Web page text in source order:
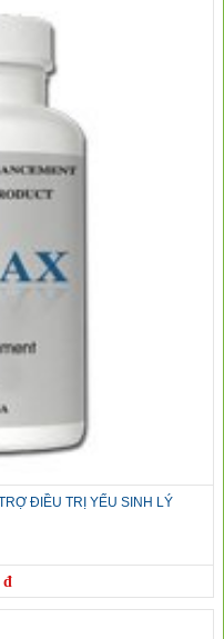
ĐIỀU TRỊ YẾU SINH LÝ
đ